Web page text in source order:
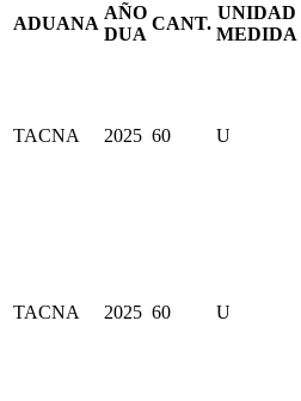
ADUANA
AÑO
DUA
CANT.
UNIDAD
MEDIDA
TACNA 2025 60 U
TACNA 2025 60 U